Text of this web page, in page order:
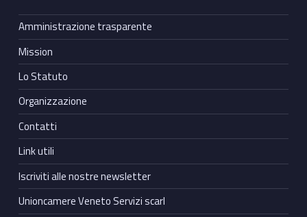
Amministrazione trasparente
Mission
Lo Statuto
Organizzazione
Contatti
Link utili
Iscriviti alle nostre newsletter
Unioncamere Veneto Servizi scarl